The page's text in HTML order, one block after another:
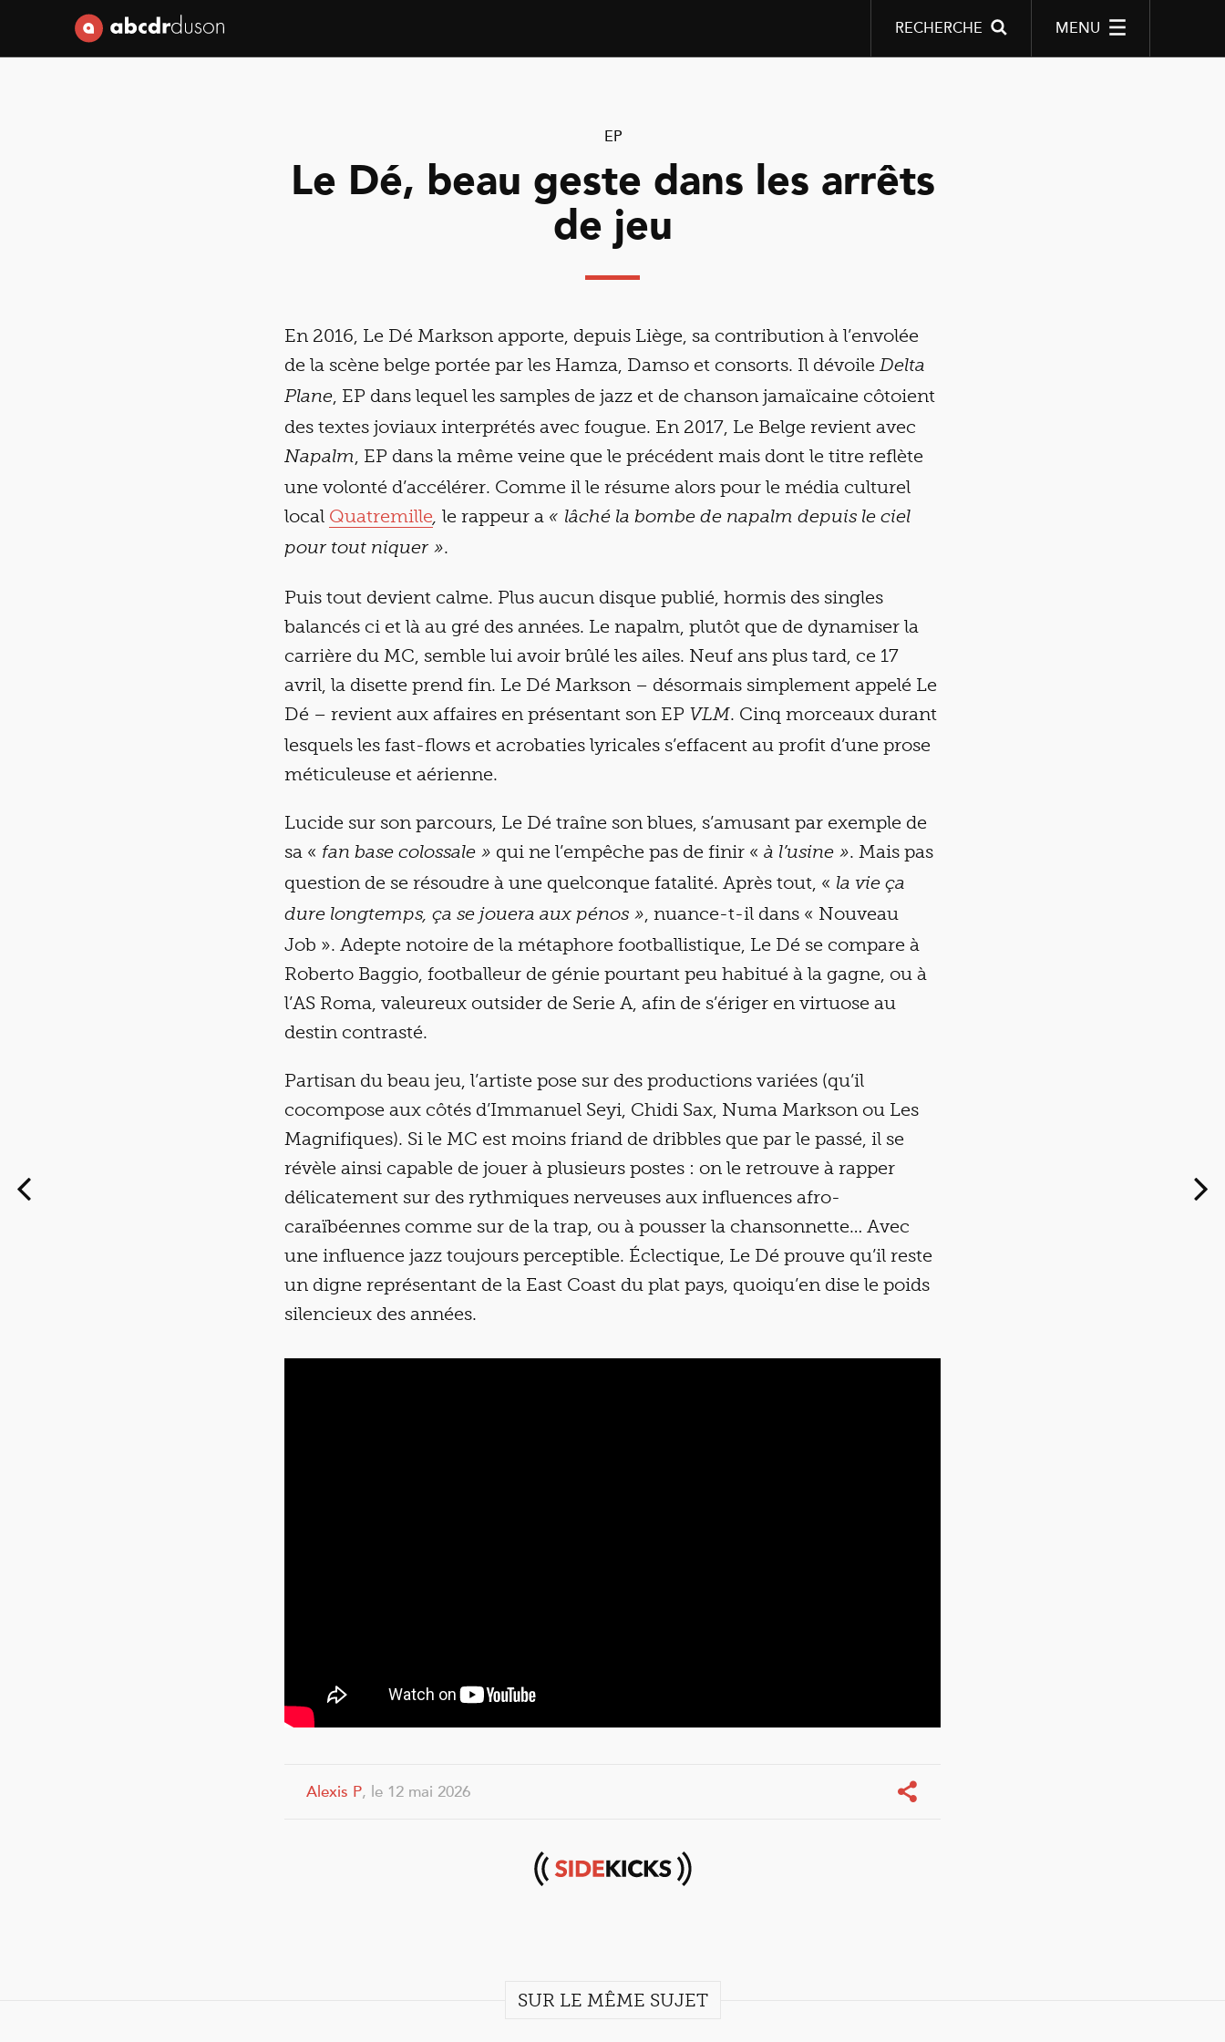
MENU
RECHERCHE
Abcdr du Son
EP
Le Dé, beau geste dans les arrêts
de jeu
En 2016, Le Dé Markson apporte, depuis Liège, sa contribution à l’envolée
de la scène belge portée par les Hamza, Damso et consorts. Il dévoile Delta
Plane, EP dans lequel les samples de jazz et de chanson jamaïcaine côtoient
des textes joviaux interprétés avec fougue. En 2017, Le Belge revient avec
Napalm, EP dans la même veine que le précédent mais dont le titre reflète
une volonté d’accélérer. Comme il le résume alors pour le média culturel
local Quatremille, le rappeur a « lâché la bombe de napalm depuis le ciel
pour tout niquer ».
Puis tout devient calme. Plus aucun disque publié, hormis des singles
balancés ci et là au gré des années. Le napalm, plutôt que de dynamiser la
carrière du MC, semble lui avoir brûlé les ailes. Neuf ans plus tard, ce 17
avril, la disette prend fin. Le Dé Markson – désormais simplement appelé Le
Dé – revient aux affaires en présentant son EP VLM. Cinq morceaux durant
lesquels les fast-flows et acrobaties lyricales s’effacent au profit d’une prose
méticuleuse et aérienne.
Lucide sur son parcours, Le Dé traîne son blues, s’amusant par exemple de
sa « fan base colossale » qui ne l’empêche pas de finir « à l’usine ». Mais pas
question de se résoudre à une quelconque fatalité. Après tout, « la vie ça
dure longtemps, ça se jouera aux pénos », nuance-t-il dans « Nouveau
Job ». Adepte notoire de la métaphore footballistique, Le Dé se compare à
Roberto Baggio, footballeur de génie pourtant peu habitué à la gagne, ou à
l’AS Roma, valeureux outsider de Serie A, afin de s’ériger en virtuose au
destin contrasté.
Partisan du beau jeu, l’artiste pose sur des productions variées (qu’il
cocompose aux côtés d’Immanuel Seyi, Chidi Sax, Numa Markson ou Les
Magnifiques). Si le MC est moins friand de dribbles que par le passé, il se
révèle ainsi capable de jouer à plusieurs postes : on le retrouve à rapper
délicatement sur des rythmiques nerveuses aux influences afro-
caraïbéennes comme sur de la trap, ou à pousser la chansonnette… Avec
une influence jazz toujours perceptible. Éclectique, Le Dé prouve qu’il reste
un digne représentant de la East Coast du plat pays, quoiqu’en dise le poids
silencieux des années.
Alexis P, le 12 mai 2026
SUR LE MÊME SUJET